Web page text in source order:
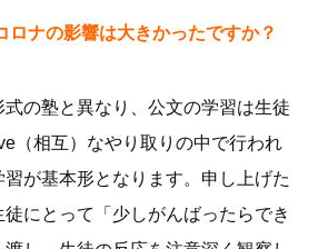
ロナの影響は大きかったですか？
の塾と異なり、公文の学習は生徒
（相互）なやり取りの中で行われ
が基本形となります。 申し上げた
にとって「少しがんばったらでき